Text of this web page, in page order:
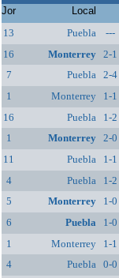
Jor Local
13
Puebla ---
16
Monterrey 2-1
7
Puebla 2-4
1
Monterrey 1-1
16
Puebla 1-2
1
Monterrey 2-0
11
Puebla 1-1
4
Puebla 1-2
5
Monterrey 1-0
6
Puebla 1-0
1
Monterrey 1-1
4
Puebla 0-0